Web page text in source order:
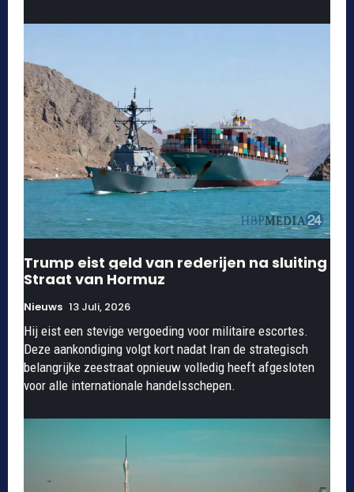
Trump eist geld van rederijen na sluiting
Straat van Hormuz
Nieuws 13 Juli, 2026
Hij eist een stevige vergoeding voor militaire escortes.
Deze aankondiging volgt kort nadat Iran de strategisch
belangrijke zeestraat opnieuw volledig heeft afgesloten
voor alle internationale handelsschepen.